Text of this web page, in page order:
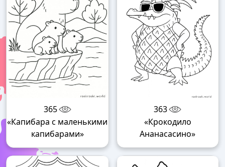
365
«Капибара с маленькими
капибарами»
363
«Крокодило
Ананасасино»